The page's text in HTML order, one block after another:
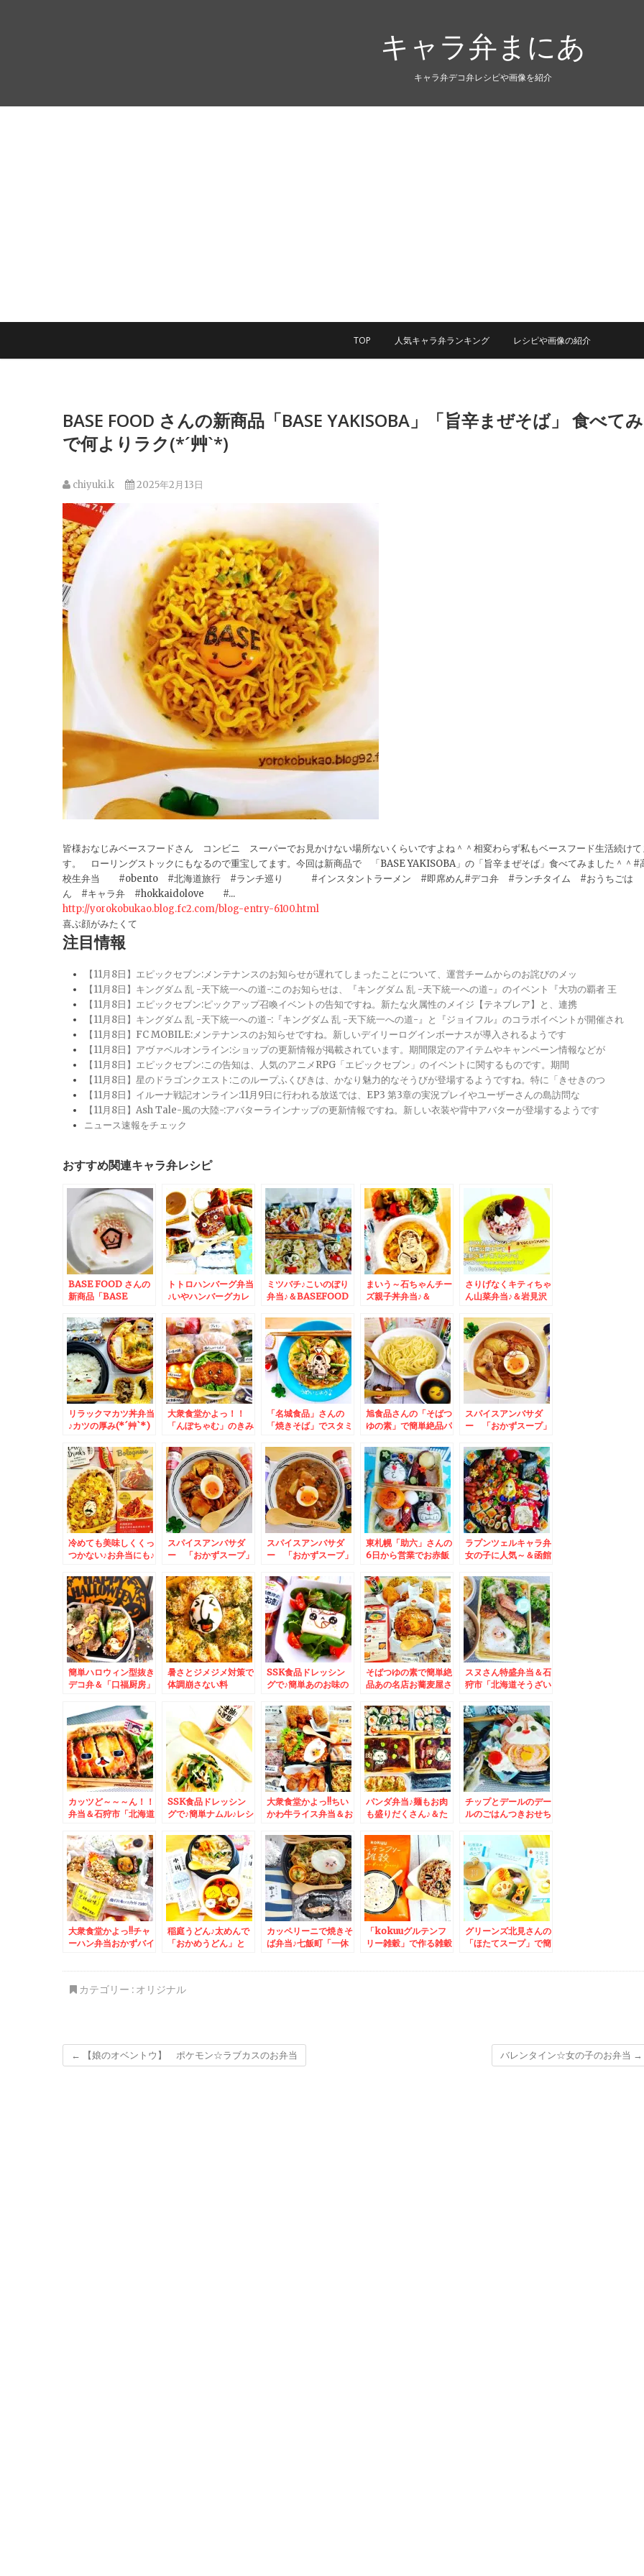
キャラ弁まにあ
キャラ弁デコ弁レシピや画像を紹介
TOP 人気キャラ弁ランキング レシピや画像の紹介
BASE FOOD さんの新商品「BASE YAKISOBA」「旨辛まぜそば」 食べ
で何よりラク(*´艸`*)
chiyuki.k 2025年2月13日
皆様おなじみベースフードさん コンビニ スーパーでお見かけない場所ないくらいですよね＾＾相変わらず私もベースフード生活続けて
す。 ローリングストックにもなるので重宝してます。今回は新商品で 「BASE YAKISOBA」の「旨辛まぜそば」食べてみました＾＾#
校生弁当 #obento #北海道旅行 #ランチ巡り #インスタントラーメン #即席めん#デコ弁 #ランチタイム #おうちごは
ん #キャラ弁 #hokkaidolove #...
http://yorokobukao.blog.fc2.com/blog-entry-6100.html
喜ぶ顔がみたくて
注目情報
【11月8日】エピックセブン:メンテナンスのお知らせが遅れてしまったことについて、運営チームからのお詫びのメッ
【11月8日】キングダム 乱 -天下統一への道-:このお知らせは、『キングダム 乱 -天下統一への道-』のイベント『大功の覇者 王
【11月8日】エピックセブン:ピックアップ召喚イベントの告知ですね。新たな火属性のメイジ【テネブレア】と、連携
【11月8日】キングダム 乱 -天下統一への道-:『キングダム 乱 -天下統一への道-』と『ジョイフル』のコラボイベントが開催され
【11月8日】FC MOBILE:メンテナンスのお知らせですね。新しいデイリーログインボーナスが導入されるようです
【11月8日】アヴァベルオンライン:ショップの更新情報が掲載されています。期間限定のアイテムやキャンペーン情報などが
【11月8日】エピックセブン:この告知は、人気のアニメRPG「エピックセブン」のイベントに関するものです。期間
【11月8日】星のドラゴンクエスト:このループふくびきは、かなり魅力的なそうびが登場するようですね。特に「きせきのつ
【11月8日】イルーナ戦記オンライン:11月9日に行われる放送では、EP3 第3章の実況プレイやユーザーさんの島訪問な
【11月8日】Ash Tale-風の大陸-:アバターラインナップの更新情報ですね。新しい衣装や背中アバターが登場するようです
ニュース速報をチェック
おすすめ関連キャラ弁レシピ
BASE FOOD さんの
新商品「BASE
みた～～～♪低カロリ
ーでヘルシーで何より
ラク(*´艸`*)
トトロハンバーグ弁当
♪いやハンバーグカレ
FOOD」さんの
「BASE BREADのレ
ーズン」でたぁ(*´艸
`*)
ミツバチ♪こいのぼり
弁当♪＆BASEFOOD
[BASE BREAD]生活
続けてますよ(*´艸`*)
まいう～石ちゃんチー
ズ親子丼弁当♪＆
ードさん[BASE
BREAD]で[Richi]が
でたぁ♪(*´艸`*)
さりげなくキティちゃ
ん山菜弁当♪＆岩見沢
林」さんの「カレー南
蛮」食べてみた(*´艸
`*)
リラックマカツ丼弁当
♪カツの厚み(*´艸`*)
み焼き缶」と「たこ焼
き缶」にΣ(ﾟДﾟ)食べ
てみた～(*´艸`*)
大衆食堂かよっ！！
「んぽちゃむ」のきみ
BASEFOODベースフ
ードさん[BASE
BREAD]生活続けて
ますよ(*´艸`*)[こし
あん」が好き(*´艸`*)
「名城食品」さんの
「焼きそば」でスタミ
♪焼きそば田むし男く
ん推し活(*´艸`*)
旭食品さんの「そばつ
ゆの素」で簡単絶品パ
スパイスアンバサダ
ー 「おかずスープ」
て免疫アップ♪その２
冷めても美味しくくっ
つかない♪お弁当にも♪
きそばグラタンレシピ
おんぷ
スパイスアンバサダ
ー 「おかずスープ」
て免疫アップ♪その１
スパイスアンバサダ
ー 「おかずスープ」
て免疫アップ♪その３
東札幌「助六」さんの
6日から営業でお赤飯
物」と「豚汁」
ラプンツェルキャラ弁
女の子に人気～＆函館
ッキーピエロ」さんの
「チャイニーズチキン
バーガー」食べたら病
みつきよ～
簡単ハロウィン型抜き
デコ弁＆「口福厨房」
かけ焼きそば」絶品(*
´艸`*)
暑さとジメジメ対策で
体調崩さない料
たくなる夏グラタン(*
´艸`*)
SSK食品ドレッシン
グで♪簡単あのお味の
き
そばつゆの素で簡単絶
品あの名店お蕎麦屋さ
きちゃう～(*´艸`*)＆
おかずバイキング弁
当！！
スヌさん特盛弁当＆石
狩市「北海道そうざい
「揚げ物」３種で３３
０円Σ(ﾟДﾟ)Σ(ﾟДﾟ)Σ(ﾟ
Дﾟ)でお腹いっぱい！
カッツど～～～ん！！
弁当＆石狩市「北海道
「あんかけ焼きそば」
３５０円と「唐揚げ」
ん！？ザンギ美味しい
♪
SSK食品ドレッシン
グで♪簡単ナムル♪レシ
大衆食堂かよっ!!ちい
かわ牛ライス弁当＆お
`*)＆白石区東札幌
「助六」さんの「金曜
日のサンド」と「マグ
ロ山かけ」と「とんか
つ」買えた～定番購入
お惣菜も♪
パンダ弁当♪麺もお肉
も盛りだくさん♪＆た
い日に「熱々シウマ
イ」焼売には貝柱入り
で絶品なの(*´艸`*)
チップとデールのデー
ルのごはんつきおせち
らえもん一人おせち
大衆食堂かよっ!!チャ
ーハン弁当おかずバイ
んの「町中華」サクサ
稲庭うどん♪太めんで
「おかめうどん」と
「稲庭太うどん」「稲
カッペリーニで焼きそ
ば弁当♪七飯町「一休
「kokuuグルテンフ
リー雑穀」で作る雑穀
グリーンズ北見さんの
「ほたてスープ」で簡
カテゴリー : オリジナル
← 【娘のオベントウ】 ポケモン☆ラブカスのお弁当 バレンタイン☆女の子のお弁当 →